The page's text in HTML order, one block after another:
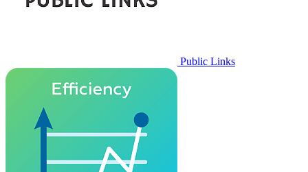
Public Links